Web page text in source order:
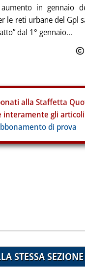
in gennaio
le reti urbane del Gpl
dal 1° gennaio...
alla Staffetta
interamente gli
di prova
STESSA SEZIONE